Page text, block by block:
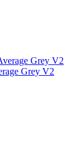
Grey V2